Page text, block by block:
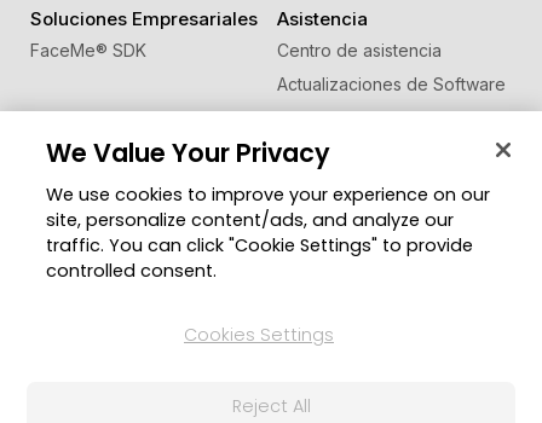
Soluciones Empresariales
FaceMe® SDK
Asistencia
Centro de asistencia
Actualizaciones de Software
Centro de Aprendizaje
Zona de Miembros
Blog
Cambiar región
We Value Your Privacy
We use cookies to improve your experience on our
site, personalize content/ads, and analyze our
traffic. You can click "Cookie Settings" to provide
controlled consent.
Cookies Settings
Reject All